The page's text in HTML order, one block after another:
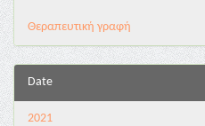
Θεραπευτική γραφή
Date
2021